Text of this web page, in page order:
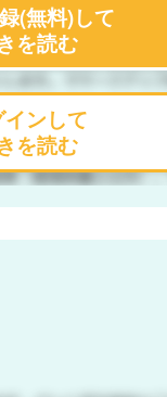
(無料)して
を読む
ンして
を読む